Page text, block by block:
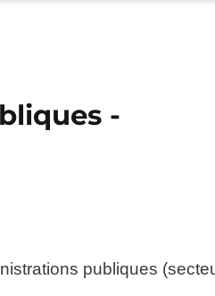
-
publiques